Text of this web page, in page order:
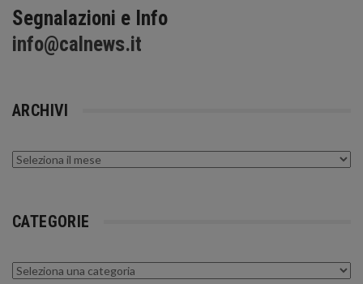
Segnalazioni e Info
info@calnews.it
ARCHIVI
Archivi
CATEGORIE
Categorie